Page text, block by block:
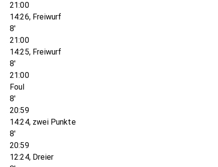
21:00
14:26, Freiwurf
8'
21:00
14:25, Freiwurf
8'
21:00
Foul
8'
20:59
14:24, zwei Punkte
8'
20:59
12:24, Dreier